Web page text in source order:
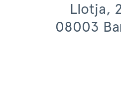
Llotja,
08003